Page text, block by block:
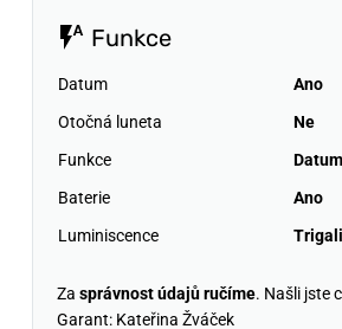
Funkce
Datum
Ano
Otočná luneta
Ne
Funkce
Datum
Baterie
Ano
Luminiscence
Za správnost údajů ručíme. Našli jste
Garant: Kateřina Žváček